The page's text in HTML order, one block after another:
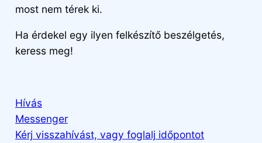
most nem térek ki.
Ha érdekel egy ilyen felkészítő beszélgetés,
keress meg!
Hívás
Messenger
Kérj visszahívást, vagy foglalj időpontot